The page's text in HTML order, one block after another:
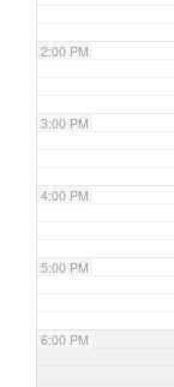
2:00 PM
3:00 PM
4:00 PM
5:00 PM
6:00 PM